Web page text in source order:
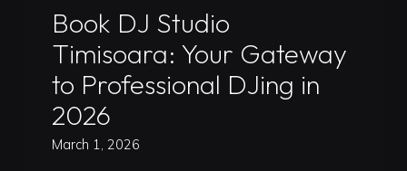
Book DJ Studio
Timisoara: Your Gateway
to Professional DJing in
2026
March 1, 2026